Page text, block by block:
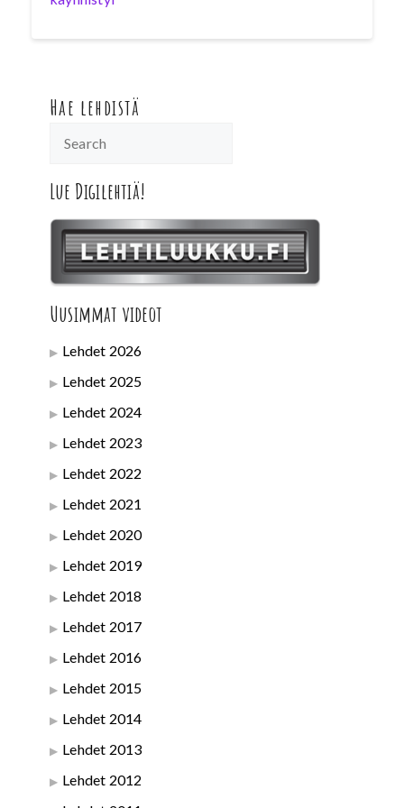
Hae lehdistä
Lue Digilehtiä!
Uusimmat videot
Lehdet 2026
Lehdet 2025
Lehdet 2024
Lehdet 2023
Lehdet 2022
Lehdet 2021
Lehdet 2020
Lehdet 2019
Lehdet 2018
Lehdet 2017
Lehdet 2016
Lehdet 2015
Lehdet 2014
Lehdet 2013
Lehdet 2012